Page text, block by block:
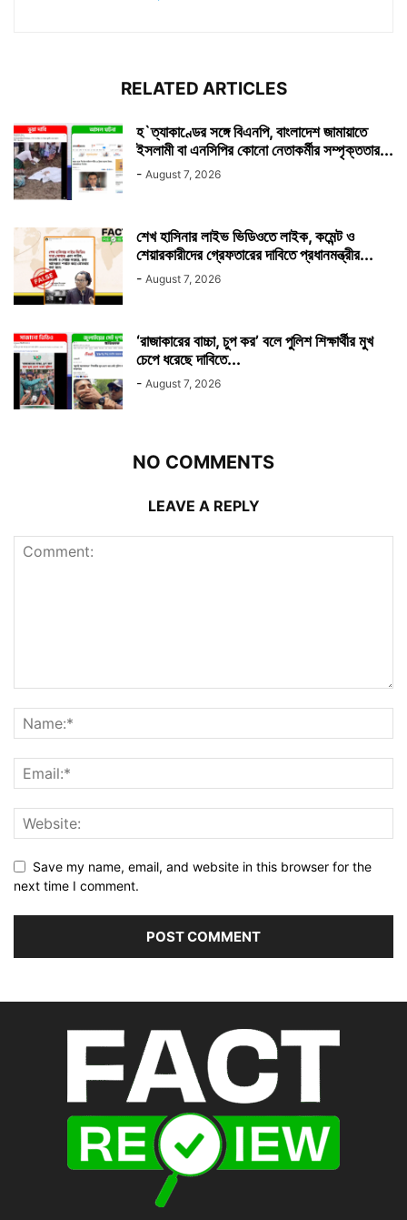
RELATED ARTICLES
হ`ত্যাকাণ্ডের সঙ্গে বিএনপি, বাংলাদেশ জামায়াতে
ইসলামী বা এনসিপির কোনো নেতাকর্মীর সম্পৃক্ততার...
- August 7, 2026
শেখ হাসিনার লাইভ ভিডিওতে লাইক, কমেন্ট ও
শেয়ারকারীদের গ্রেফতারের দাবিতে প্রধানমন্ত্রীর...
- August 7, 2026
‘রাজাকারের বাচ্চা, চুপ কর’ বলে পুলিশ শিক্ষার্থীর মুখ
চেপে ধরেছে দাবিতে...
- August 7, 2026
NO COMMENTS
LEAVE A REPLY
Save my name, email, and website in this browser for the
next time I comment.